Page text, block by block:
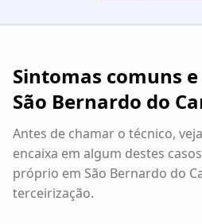
Sintomas comuns
São Bernardo do
Antes de chamar o técnico,
encaixa em algum destes
próprio em São Bernardo do
terceirização.